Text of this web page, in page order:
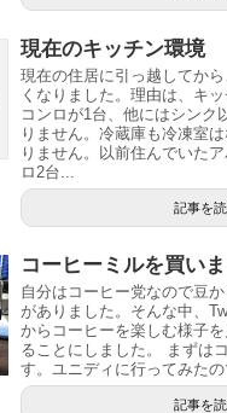
現在のキッチン環境
現在の住居に引っ越してか
くなりました。理由は、キ
コンロが1台、他にはシンク
りません。冷蔵庫も冷凍室
りません。以前住んでいた
ロ2台...
記事を
コーヒーミルを買い
自分はコーヒー党なので豆
がありました。そんな中、
からコーヒーを楽しむ様子
ることにしました。 まずは
す。ユニディに行ってみた
記事を